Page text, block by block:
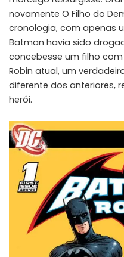
novamente O Filho do
cronologia, com apenas
Batman havia sido
concebesse um filho com
Robin atual, um
diferente dos anteriores,
herói.